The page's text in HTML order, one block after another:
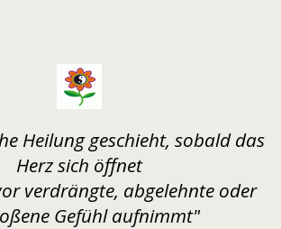
Heilung geschieht, sobald das
Herz sich öffnet
verdrängte, abgelehnte oder
Gefühl aufnimmt"